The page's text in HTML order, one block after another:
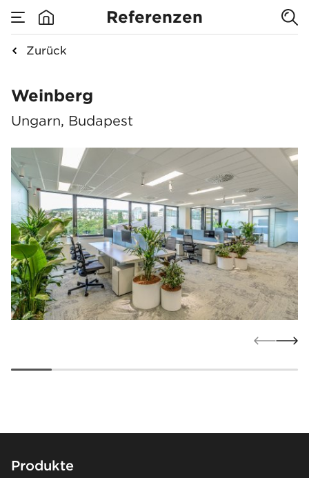
Referenzen
Zurück
Weinberg
Weinberg
Ungarn, Budapest
Footer
Produkte